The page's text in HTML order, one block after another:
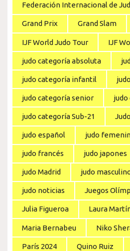
Federación Internacional de
Grand Prix Grand Slam
IJF World Judo Tour IJF
judo categoría absoluta
judo categoría infantil
judo categoría senior judo
judo categoría Sub-21
judo español judo
judo francés judo japones
judo Madrid judo
judo noticias Juegos
Julia Figueroa Laura
Maria Bernabeu Niko
París 2024 Quino Ruiz